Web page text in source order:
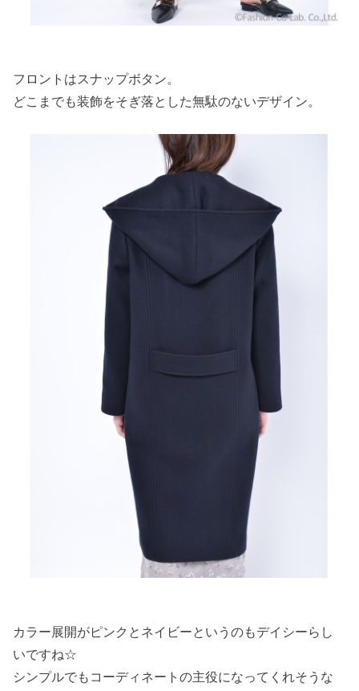
フロントはスナップボタン。
どこまでも装飾をそぎ落とした無駄のないデザイン。
カラー展開がピンクとネイビーというのもデイシーらし
いですね☆
シンプルでもコーディネートの主役になってくれそうな